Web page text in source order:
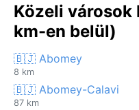
Közeli
km-en belül)
🇧🇯 Abomey
8 km
🇧🇯 Abomey-Calavi
87 km